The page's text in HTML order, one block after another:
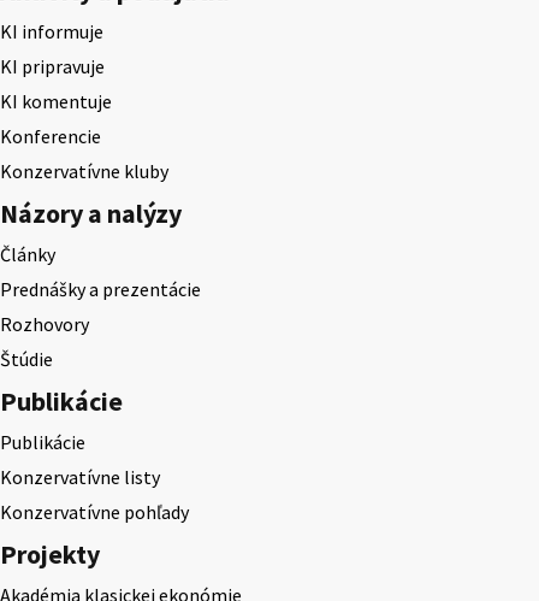
KI informuje
KI pripravuje
KI komentuje
Konferencie
Konzervatívne kluby
Názory a nalýzy
Články
Prednášky a prezentácie
Rozhovory
Štúdie
Publikácie
Publikácie
Konzervatívne listy
Konzervatívne pohľady
Projekty
Akadémia klasickej ekonómie